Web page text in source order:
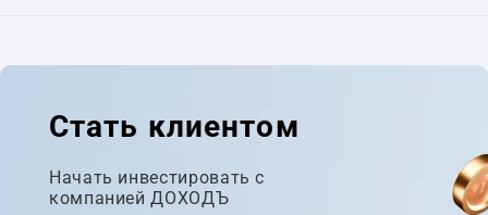
Стать клиентом
Начать инвестировать с
компанией ДОХОДЪ